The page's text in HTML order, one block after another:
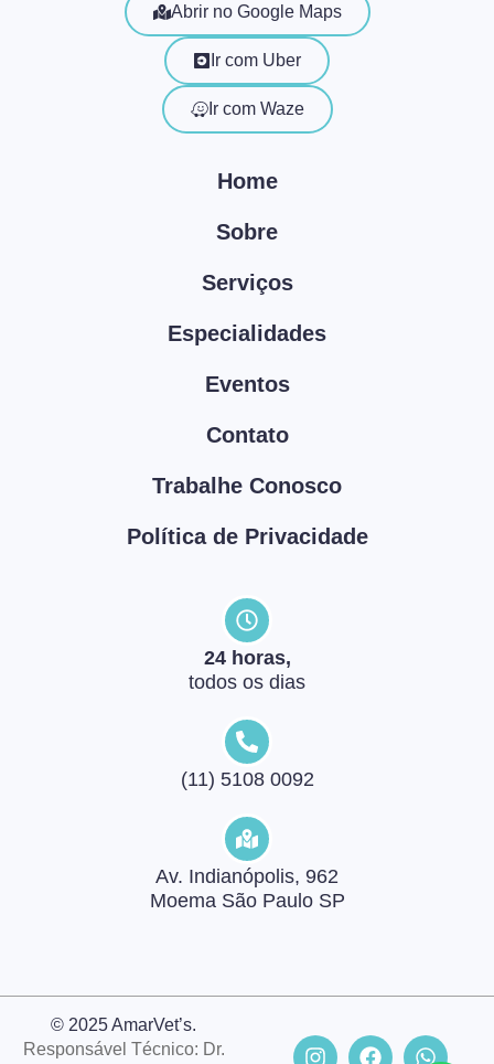
Abrir no Google Maps
Ir com Uber
Ir com Waze
Home
Sobre
Serviços
Especialidades
Eventos
Contato
Trabalhe Conosco
Política de Privacidade
24 horas,
todos os dias
(11) 5108 0092
Av. Indianópolis, 962
Moema São Paulo SP
© 2025 AmarVet’s.
Responsável Técnico: Dr.